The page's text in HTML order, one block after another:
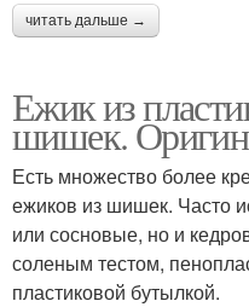
читать дальше →
Ежик из
шишек.
Есть множество более
ежиков из шишек. Часто
или сосновые, но и
соленым тестом,
пластиковой бутылкой.